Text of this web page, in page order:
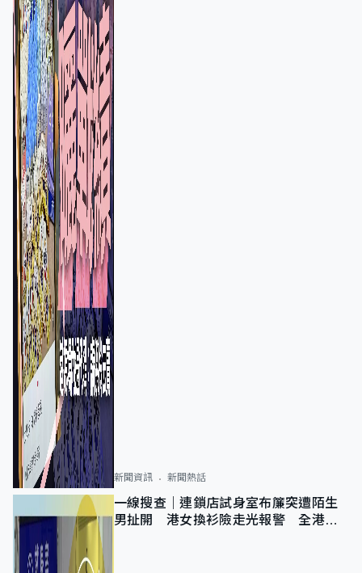
新聞資訊 新聞熱話
一線搜查｜連鎖店試身室布簾突遭陌生
男扯開 港女換衫險走光報警 全港分